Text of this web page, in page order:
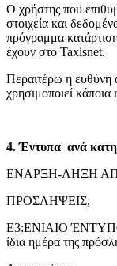
Ο χρήστης που
στοιχεία και
πρόγραμμα
έχουν στο Taxisnet.
Περαιτέρω η ευθύνη
χρησιμοποιεί
4. Έντυπα ανά
ΕΝΑΡΞΗ-ΛΗΞΗ
ΠΡΟΣΛΗΨΕΙΣ,
Ε3:ΕΝΙΑΙΟ ΈΝΤΥΠΟ
ίδια ημέρα της